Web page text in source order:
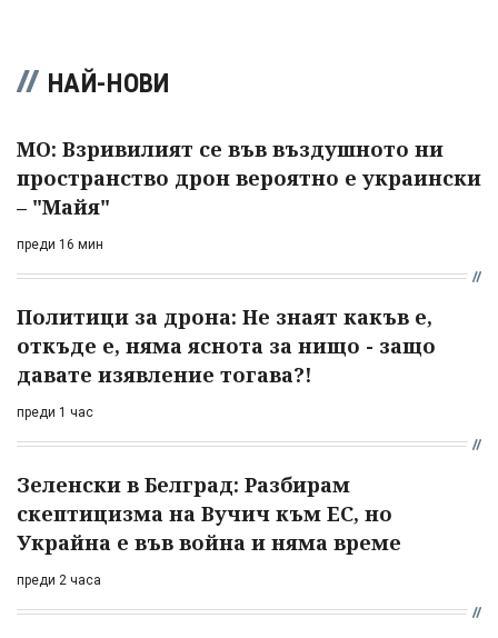
НАЙ-НОВИ
МО: Взривилият се във въздушното ни
пространство дрон вероятно е украински
– "Майя"
преди 16 мин
Политици за дрона: Не знаят какъв е,
откъде е, няма яснота за нищо - защо
давате изявление тогава?!
преди 1 час
Зеленски в Белград: Разбирам
скептицизма на Вучич към ЕС, но
Украйна е във война и няма време
преди 2 часа